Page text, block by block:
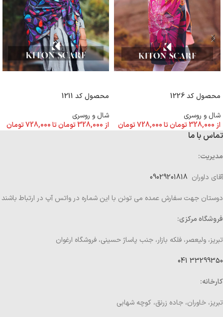
محصول کد 1226
شال و روسری
از 328,000تومانتا728,000تومان
محصول کد 1211
شال و روسری
از 328,000تومانتا728,000تومان
تماس با ما
مدیریت:
آقای داوران
دوستان جهت سفارش عمده می تونن با این شماره در واتس آپ در ارتباط باشند
فروشگاه مرکزی:
تبریز، ولیعصر، فلکه بازار، جنب پاساژ حسینی، فروشگاه ارغوان
33299350 041
کارخانه:
تبریز، خاوران، جاده زرنق، کوچه شهابی